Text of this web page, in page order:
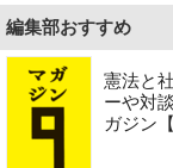
編集部おすすめ
憲法と
ーや対
ガジン